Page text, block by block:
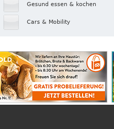
Gesund essen & kochen
Cars & Mobility